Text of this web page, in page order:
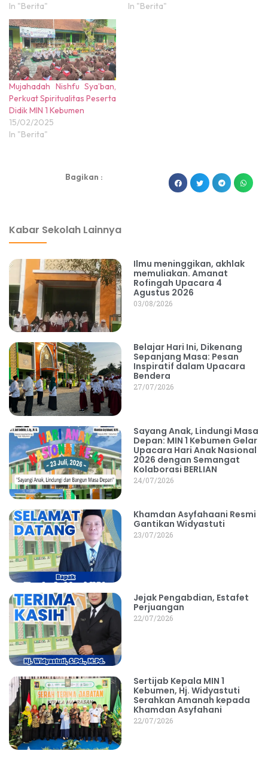
In "Berita"
In "Berita"
Mujahadah Nishfu Sya’ban,
Perkuat Spiritualitas Peserta
Didik MIN 1 Kebumen
15/02/2025
In "Berita"
Bagikan :
Kabar Sekolah Lainnya
Ilmu meninggikan, akhlak
memuliakan. Amanat
Rofingah Upacara 4
Agustus 2026
03/08/2026
Belajar Hari Ini, Dikenang
Sepanjang Masa: Pesan
Inspiratif dalam Upacara
Bendera
27/07/2026
Sayang Anak, Lindungi Masa
Depan: MIN 1 Kebumen Gelar
Upacara Hari Anak Nasional
2026 dengan Semangat
Kolaborasi BERLIAN
24/07/2026
Khamdan Asyfahaani Resmi
Gantikan Widyastuti
23/07/2026
Jejak Pengabdian, Estafet
Perjuangan
22/07/2026
Sertijab Kepala MIN 1
Kebumen, Hj. Widyastuti
Serahkan Amanah kepada
Khamdan Asyfahani
22/07/2026